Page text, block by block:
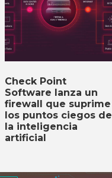
Check Point
Software lanza un
firewall que suprime
los puntos ciegos de
la inteligencia
artificial